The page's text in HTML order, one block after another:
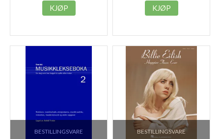
KJØP KJØP
BESTILLINGSVARE BESTILLINGSVARE